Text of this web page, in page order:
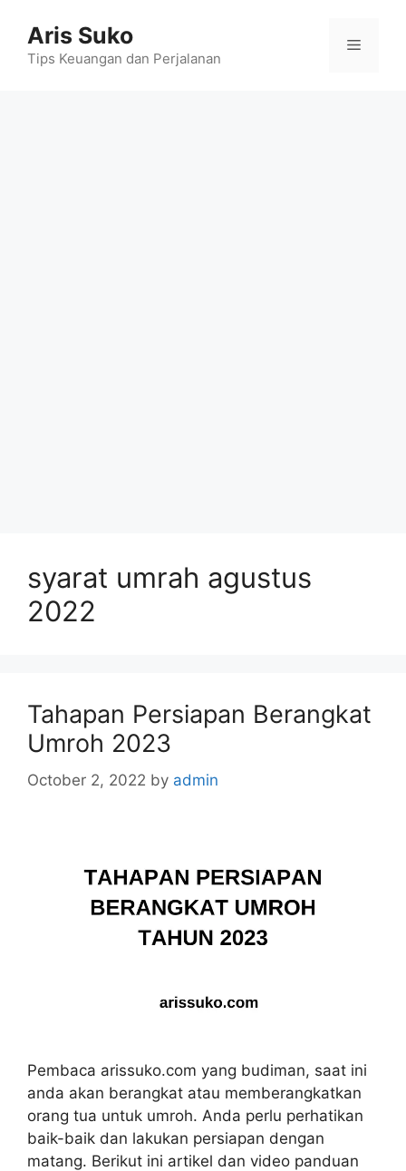
content
Aris Suko
Tips Keuangan dan Perjalanan
Menu
syarat umrah agustus
2022
Tahapan Persiapan Berangkat
Umroh 2023
October 2, 2022 by admin
Pembaca arissuko.com yang budiman, saat ini
anda akan berangkat atau memberangkatkan
orang tua untuk umroh. Anda perlu perhatikan
baik-baik dan lakukan persiapan dengan
matang. Berikut ini artikel dan video panduan